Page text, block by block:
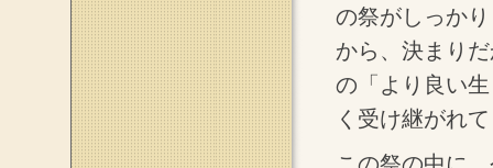
の祭がしっか
から、決まり
の「より良い
く受け継がれ
この祭の中に